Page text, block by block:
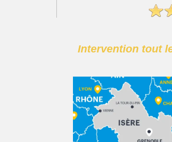
Intervention tout